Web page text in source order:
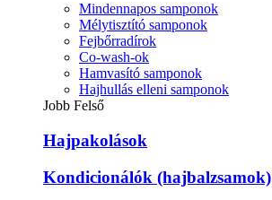
Mindennapos samponok
Mélytisztító samponok
Fejbőrradírok
Co-wash-ok
Hamvasító samponok
Hajhullás elleni samponok
Jobb Felső
Hajpakolások
Kondicionálók (hajbalzsamok)